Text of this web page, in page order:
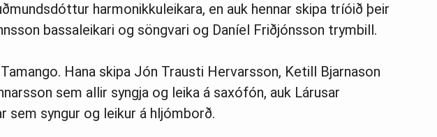
harmonikkuleikara, en auk hennar skipa tríóið þeir
bassaleikari og söngvari og Daníel Friðjónsson trymbill.
Hana skipa Jón Trausti Hervarsson, Ketill Bjarnason
sem allir syngja og leika á saxófón, auk Lárusar
sem syngur og leikur á hljómborð.